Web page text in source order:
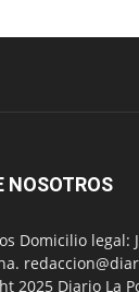
NOSOTROS
Domicilio legal:
2025 Diario La